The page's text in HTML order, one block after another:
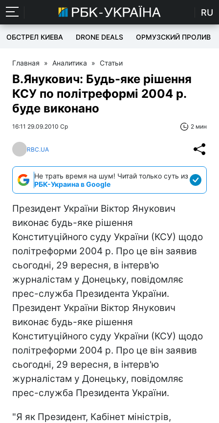
RU
ОБСТРЕЛ КИЕВА DRONE DEALS ОРМУЗСКИЙ ПРОЛИВ
Главная » Аналитика » Статьи
В.Янукович: Будь-яке рішення
КСУ по політреформі 2004 р.
буде виконано
16:11 29.09.2010 Ср 2 мин
RBC.UA
Не трать время на шум! Читай только суть из
РБК-Украина в Google
Президент України Віктор Янукович
виконає будь-яке рішення
Конституційного суду України (КСУ) щодо
політреформи 2004 р. Про це він заявив
сьогодні, 29 вересня, в інтерв'ю
журналістам у Донецьку, повідомляє
прес-служба Президента України.
Президент України Віктор Янукович
виконає будь-яке рішення
Конституційного суду України (КСУ) щодо
політреформи 2004 р. Про це він заявив
сьогодні, 29 вересня, в інтерв'ю
журналістам у Донецьку, повідомляє
прес-служба Президента України.
"Я як Президент, Кабінет міністрів,